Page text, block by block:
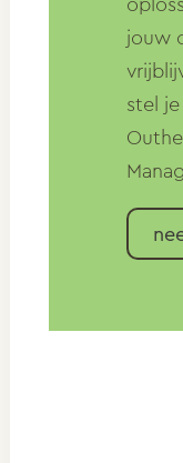
jouw
stel je